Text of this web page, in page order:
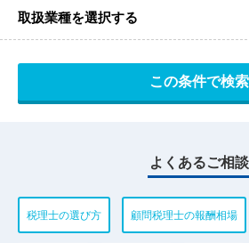
取扱業種を選択する
よくあるご相談
税理士の選び方 顧問税理士の報酬相場